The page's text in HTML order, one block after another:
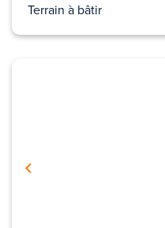
Terrain à bâtir